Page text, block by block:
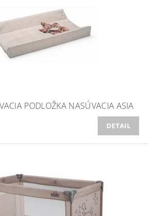
PODLOŽKA NASÚVACIA ASIA
DETAIL